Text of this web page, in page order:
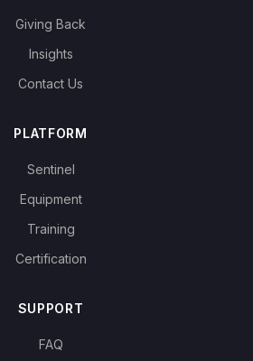
Giving Back
Insights
Contact Us
PLATFORM
Sentinel
Equipment
Training
Certification
SUPPORT
FAQ